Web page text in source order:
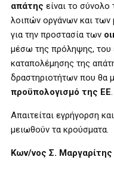
απάτης είναι το
λοιπών οργάνων και των
για την προστασία των
μέσω της πρόληψης, του
καταπολέμησης της
δραστηριοτήτων που θα
προϋπολογισμό της ΕΕ.
Απαιτείται εγρήγορση
μειωθούν τα κρούσματα.
Κων/νος Σ. Μαργαρίτης